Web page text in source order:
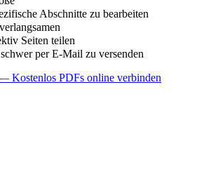
Abschnitte zu bearbeiten
Seiten teilen
per E-Mail zu versenden
Kostenlos PDFs online verbinden